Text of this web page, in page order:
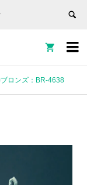


ロンズ：BR-4638